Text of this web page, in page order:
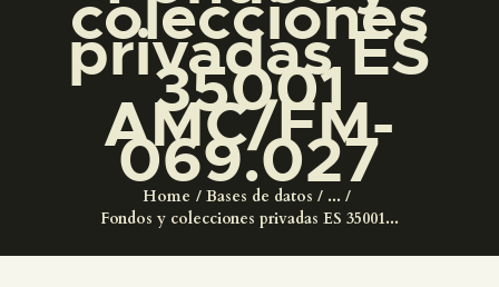
colecciones
privadas ES
35001
AMC/FM-
069.027
Home Bases de datos
...
Fondos y colecciones privadas ES 35001...
ACTIVIDADES
█
EL MUSEO